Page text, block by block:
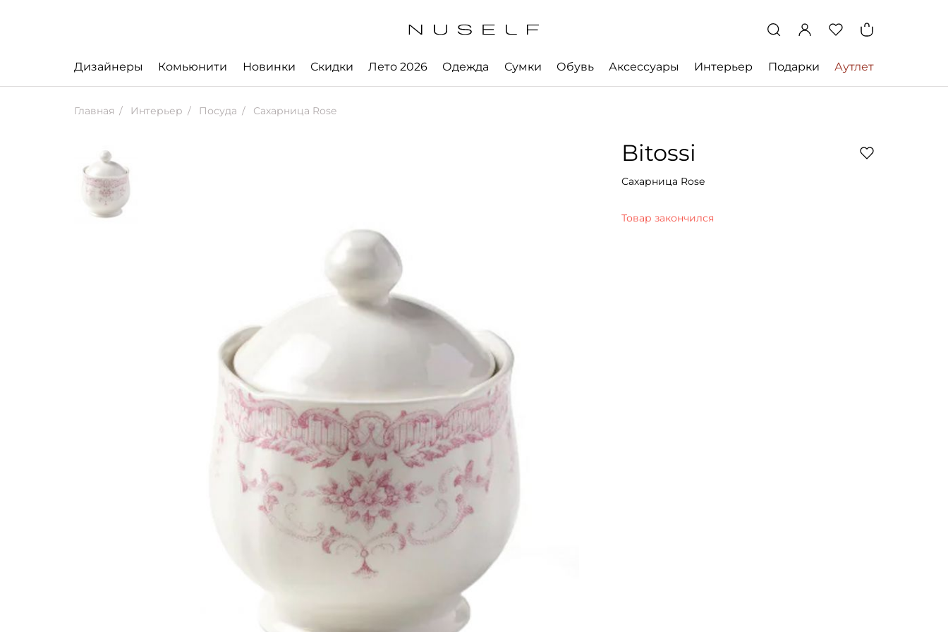
Дизайнеры Комьюнити Новинки Скидки Лето 2026 Одежда Сумки Обувь Аксессуары Интерьер Подарки Аутлет
Главная Интерьер Посуда Сахарница Rose
Bitossi
Сахарница Rose
Товар закончился